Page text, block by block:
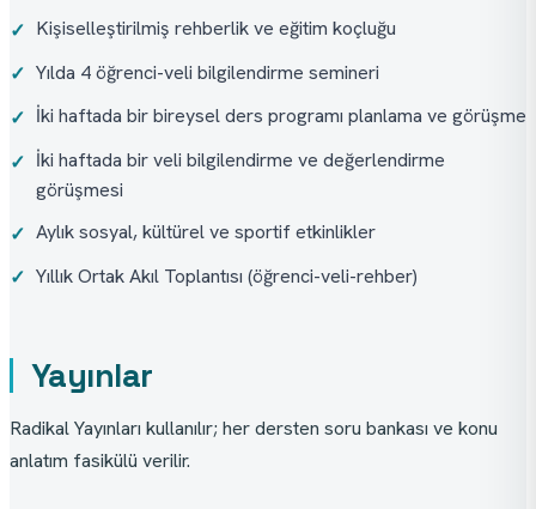
✓ Kişiselleştirilmiş rehberlik ve eğitim koçluğu
✓ Yılda 4 öğrenci-veli bilgilendirme semineri
✓ İki haftada bir bireysel ders programı planlama ve görüşme
✓ İki haftada bir veli bilgilendirme ve değerlendirme
görüşmesi
✓ Aylık sosyal, kültürel ve sportif etkinlikler
✓ Yıllık Ortak Akıl Toplantısı (öğrenci-veli-rehber)
Yayınlar
Radikal Yayınları kullanılır; her dersten soru bankası ve konu
anlatım fasikülü verilir.